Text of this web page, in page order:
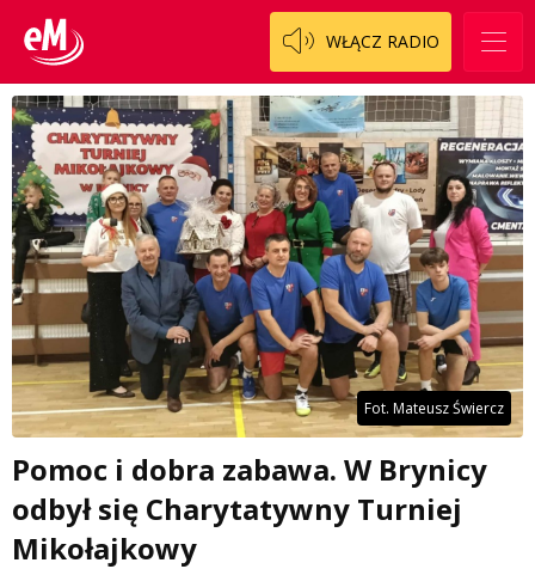
WŁĄCZ RADIO
Fot. Mateusz Świercz
Pomoc i dobra zabawa. W Brynicy
odbył się Charytatywny Turniej
Mikołajkowy